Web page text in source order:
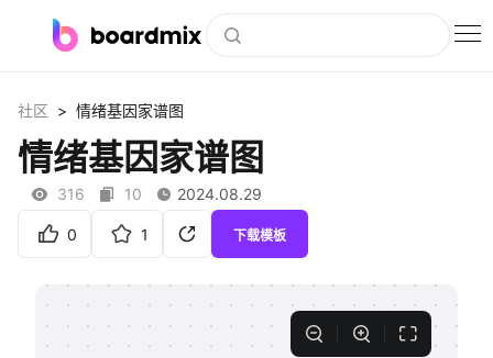
社区资源
下载
私有化部署
社区 > 情绪基因家谱图
情绪基因家谱图
316 10 2024.08.29
0 1 下载模板